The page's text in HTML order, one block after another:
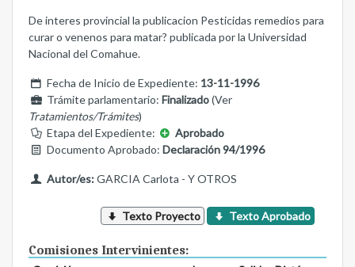
De interes provincial la publicacion Pesticidas remedios para
curar o venenos para matar? publicada por la Universidad
Nacional del Comahue.
Fecha de Inicio de Expediente: 13-11-1996
Trámite parlamentario: Finalizado(Ver
Tratamientos/Trámites)
Etapa del Expediente:
Aprobado
Documento Aprobado: Declaración 94/1996
Autor/es:GARCIA Carlota - Y OTROS
Texto Proyecto Texto Aprobado
Comisiones Intervinientes: